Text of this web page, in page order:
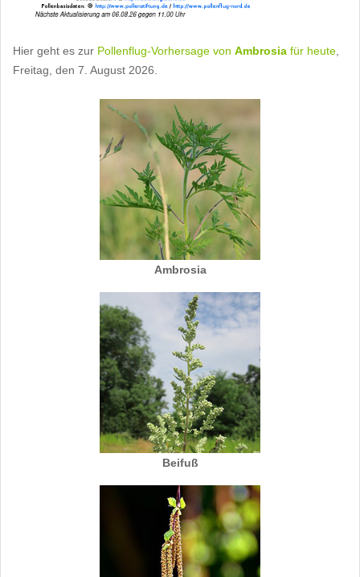
Hier geht es zur Pollenflug-Vorhersage von Ambrosia für heute
Freitag, den 7. August 2026.
Ambrosia
Beifuß